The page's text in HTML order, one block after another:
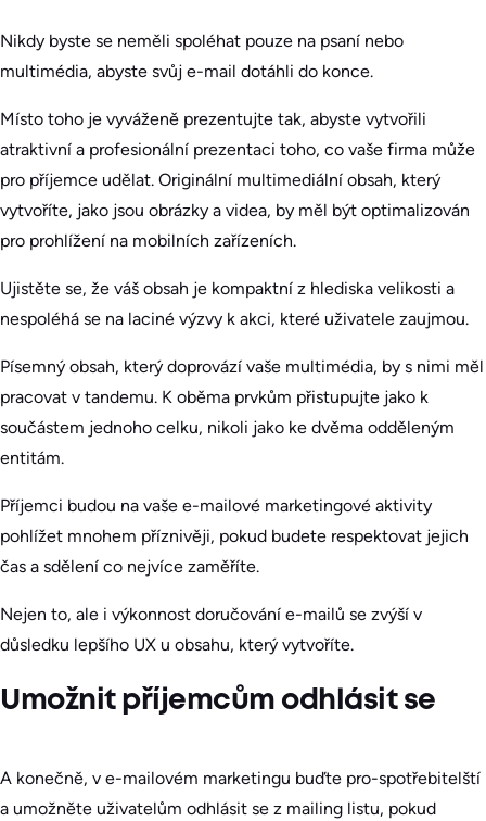
Nikdy byste se neměli spoléhat pouze na psaní nebo
multimédia, abyste svůj e-mail dotáhli do konce.
Místo toho je vyváženě prezentujte tak, abyste vytvořili
atraktivní a profesionální prezentaci toho, co vaše firma může
pro příjemce udělat. Originální multimediální obsah, který
vytvoříte, jako jsou obrázky a videa, by měl být optimalizován
pro prohlížení na mobilních zařízeních.
Ujistěte se, že váš obsah je kompaktní z hlediska velikosti a
nespoléhá se na laciné výzvy k akci, které uživatele zaujmou.
Písemný obsah, který doprovází vaše multimédia, by s nimi měl
pracovat v tandemu. K oběma prvkům přistupujte jako k
součástem jednoho celku, nikoli jako ke dvěma odděleným
entitám.
Příjemci budou na vaše e-mailové marketingové aktivity
pohlížet mnohem příznivěji, pokud budete respektovat jejich
čas a sdělení co nejvíce zaměříte.
Nejen to, ale i výkonnost doručování e-mailů se zvýší v
důsledku lepšího UX u obsahu, který vytvoříte.
Umožnit příjemcům odhlásit se
A konečně, v e-mailovém marketingu buďte pro-spotřebitelští
a umožněte uživatelům odhlásit se z mailing listu, pokud